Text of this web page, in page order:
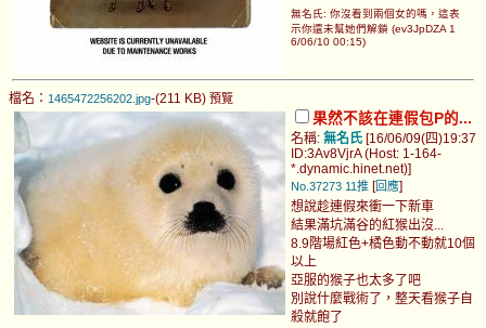
無名氏: 你沒看到兩個女的嗎，這表
示你還未幫她們解鎖 (ev3JpDZA 1
6/06/10 00:15)
檔名： 1465472256202.jpg-(211 KB) 預覽
果然不該在連假包P的...
名稱: 無名氏 [16/06/09(四)19:37
ID:3Av8VjrA (Host: 1-164-
*.dynamic.hinet.net)]
No.37273 11推 [回應]
想說趁連假來衝一下新車
結果滿坑滿谷的紅猴出沒...
8.9階場紅色+橘色動不動就10個
以上
亞服的猴子也太多了吧
別說什麼戰術了，整天看猴子自
殺就飽了